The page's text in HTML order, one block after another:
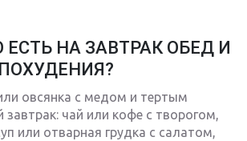
НА ЗАВТРАК ОБЕД И
овсянка с медом и тертым
чай или кофе с творогом,
или отварная грудка с салатом,